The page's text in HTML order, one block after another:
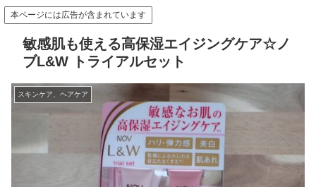
本ページには広告が含まれています
敏感肌も使える高保湿エイジングケア☆ノ
ブL&W トライアルセット
スキンケア、ヘアケア